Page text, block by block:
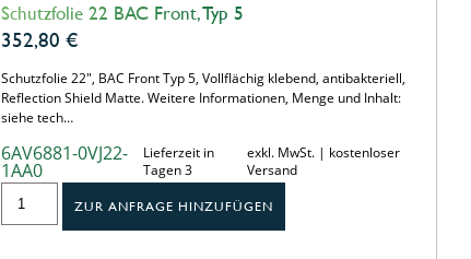
Schutzfolie 22 BAC Front, Typ 5
352,80 €
Schutzfolie 22", BAC Front Typ 5, Vollflächig klebend, antibakteriell,
Reflection Shield Matte. Weitere Informationen, Menge und Inhalt:
siehe tech…
6AV6881-0VJ22-
1AA0
Lieferzeit in
Tagen 3
exkl. MwSt. | kostenloser
Versand
ZUR ANFRAGE HINZUFÜGEN